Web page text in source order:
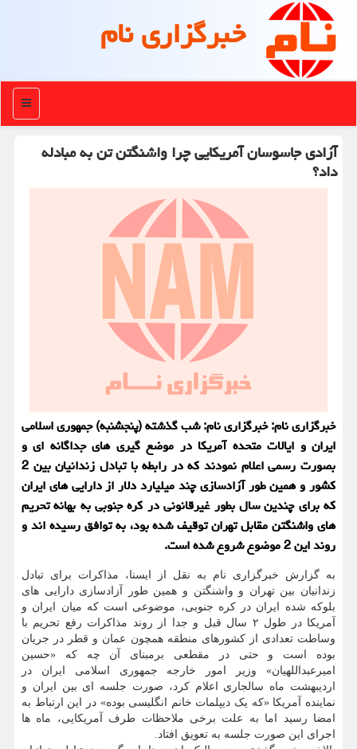
خبرگزاری نام
منو
آزادی جاسوسان آمریکایی چرا واشنگتن تن به مبادله
داد؟
خبرگزاری نام: خبرگزاری نام: شب گذشته (پنجشنبه) جمهوری اسلامی
ایران و ایالات متحده آمریکا در موضع گیری های جداگانه ای و
بصورت رسمی اعلام نمودند که در رابطه با تبادل زندانیان بین 2
کشور و همین طور آزادسازی چند میلیارد دلار از دارایی های ایران
که برای چندین سال بطور غیرقانونی در کره جنوبی به بهانه تحریم
های واشنگتن مقابل تهران توقیف شده بود، به توافق رسیده اند و
روند این 2 موضوع شروع شده است.
به گزارش خبرگزاری نام به نقل از ایسنا، مذاکرات برای تبادل
زندانیان بین تهران و واشنگتن و همین طور آزادسازی دارایی های
بلوکه شده ایران در کره جنوبی، موضوعی است که میان ایران و
آمریکا در طول ۲ سال قبل و جدا از روند مذاکرات رفع تحریم با
وساطت تعدادی از کشورهای منطقه همچون عمان و قطر در جریان
بوده است و حتی در مقطعی برمبنای آن چه که «حسین
امیرعبداللهیان» وزیر امور خارجه جمهوری اسلامی ایران در
اردیبهشت ماه سالجاری اعلام کرد، صورت جلسه ای بین ایران و
نماینده آمریکا «که یک دیپلمات خانم انگلیسی بوده» در این ارتباط به
امضا رسید اما به علت برخی ملاحظات طرف آمریکایی، ماه ها
اجرای این صورت جلسه به تعویق افتاد.